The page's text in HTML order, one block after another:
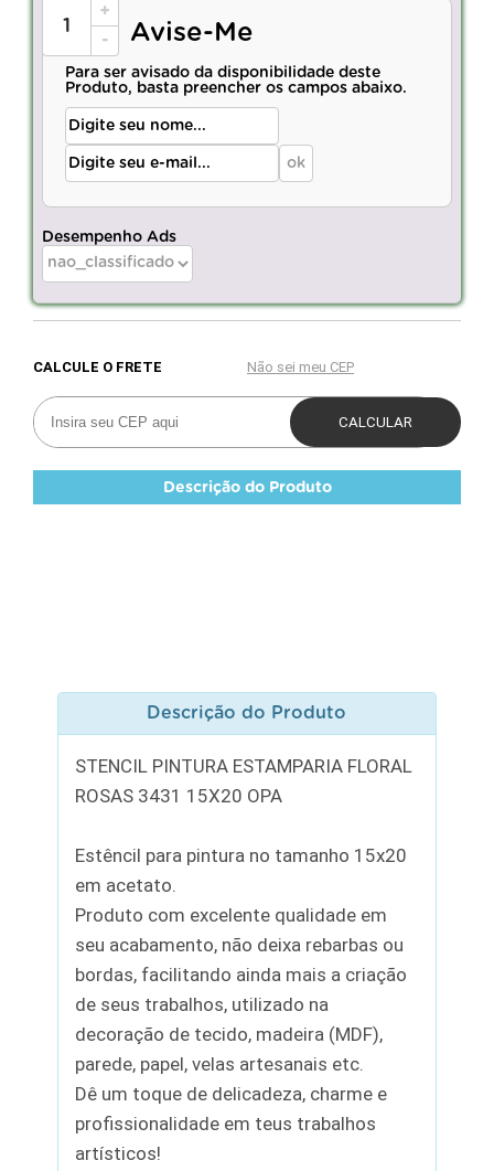
+
-
Avise-Me
Para ser avisado da disponibilidade deste
Produto, basta preencher os campos abaixo.
Desempenho Ads
Descrição do Produto
Descrição do Produto
STENCIL PINTURA ESTAMPARIA FLORAL
ROSAS 3431 15X20 OPA
Estêncil para pintura no tamanho 15x20
em acetato.
Produto com excelente qualidade em
seu acabamento, não deixa rebarbas ou
bordas, facilitando ainda mais a criação
de seus trabalhos, utilizado na
decoração de tecido, madeira (MDF),
parede, papel, velas artesanais etc.
Dê um toque de delicadeza, charme e
profissionalidade em teus trabalhos
artísticos!